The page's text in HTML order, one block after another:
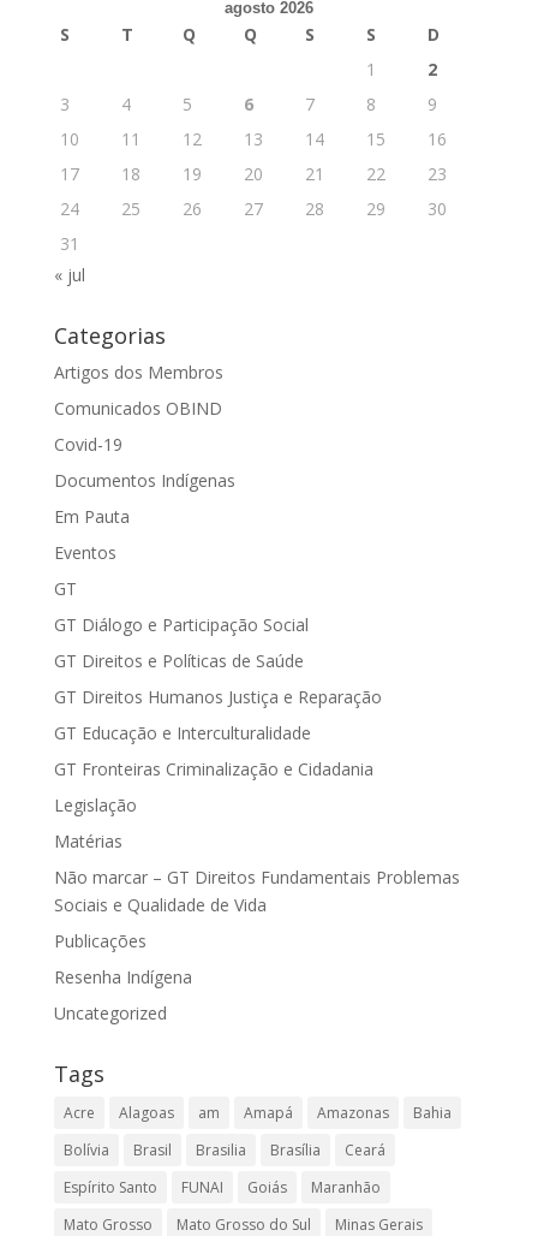
agosto 2026
S T Q Q S S
D
1
2
3
4 5 6 7 8
9
10
11 12 13 14 15
16
17
18 19 20 21 22
23
24
25 26 27 28 29
30
31
« jul
Categorias
Artigos dos Membros
Comunicados OBIND
Covid-19
Documentos Indígenas
Em Pauta
Eventos
GT
GT Diálogo e Participação Social
GT Direitos e Políticas de Saúde
GT Direitos Humanos Justiça e Reparação
GT Educação e Interculturalidade
GT Fronteiras Criminalização e Cidadania
Legislação
Matérias
Não marcar – GT Direitos Fundamentais Problemas
Sociais e Qualidade de Vida
Publicações
Resenha Indígena
Uncategorized
Tags
Acre Alagoas am Amapá Amazonas
Bahia
Bolívia
Brasil Brasilia Brasília
Ceará
Espírito Santo
FUNAI Goiás
Maranhão
Mato Grosso
Mato Grosso do Sul
Minas Gerais